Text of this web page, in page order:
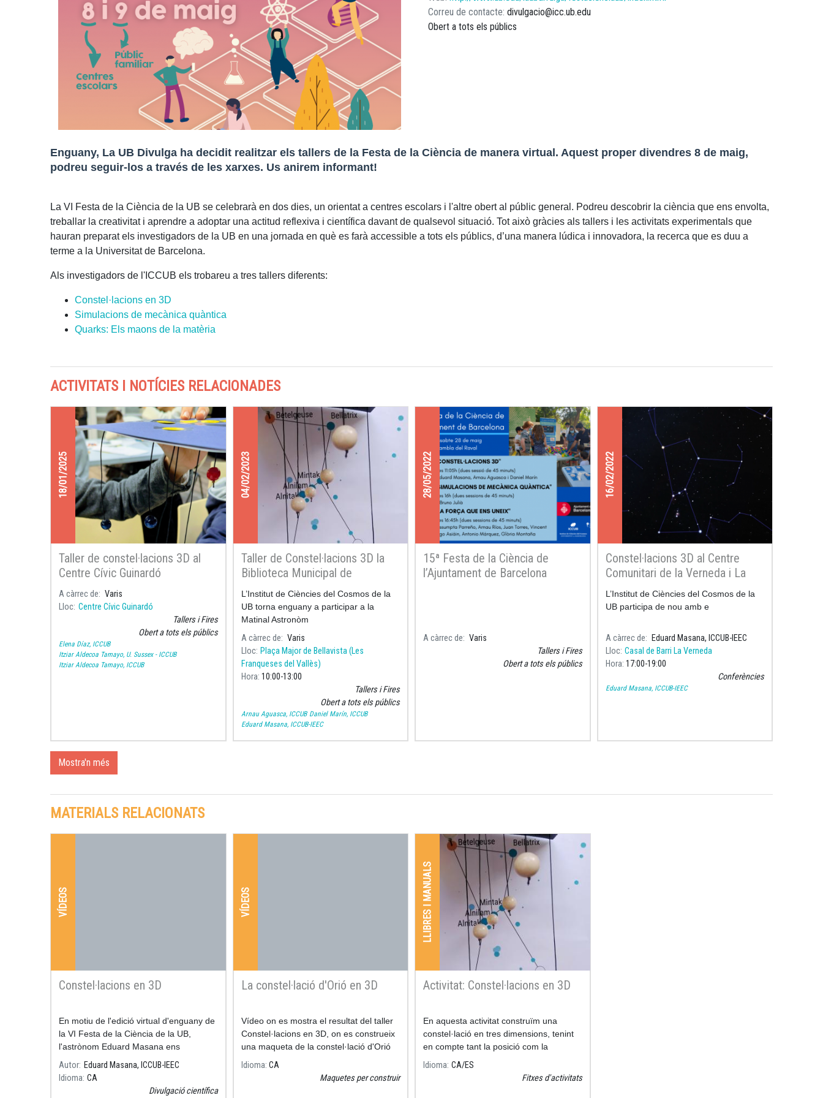
Correu de contacte divulgacio@icc.ub.edu
Obert a tots els públics
Enguany, La UB Divulga ha decidit realitzar els tallers de la Festa de la Ciència de manera virtual. Aquest proper divendres 8 de maig,
podreu seguir-los a través de les xarxes. Us anirem informant!
La VI Festa de la Ciència de la UB se celebrarà en dos dies, un orientat a centres escolars i l'altre obert al públic general. Podreu descobrir la ciència que ens envolta,
treballar la creativitat i aprendre a adoptar una actitud reflexiva i científica davant de qualsevol situació. Tot això gràcies als tallers i les activitats experimentals que
hauran preparat els investigadors de la UB en una jornada en què es farà accessible a tots els públics, d’una manera lúdica i innovadora, la recerca que es duu a
terme a la Universitat de Barcelona.
Als investigadors de l'ICCUB els trobareu a tres tallers diferents:
Constel·lacions en 3D
Simulacions de mecànica quàntica
Quarks: Els maons de la matèria
ACTIVITATS I NOTÍCIES RELACIONADES
18/01/2025
Taller de constel·lacions 3D al
Centre Cívic Guinardó
A càrrec de
Varis
Lloc Centre Cívic Guinardó
Tallers i Fires
Obert a tots els públics
Elena Díaz, ICCUB
Itziar Aldecoa Tamayo, U. Sussex - ICCUB
Itziar Aldecoa Tamayo, ICCUB
04/02/2023
Taller de Constel·lacions 3D la
Biblioteca Municipal de
Bellavista
L’Institut de Ciències del Cosmos de la
UB torna enguany a participar a la
Matinal Astronòm
A càrrec de
Varis
Lloc Plaça Major de Bellavista (Les
Franqueses del Vallès)
Hora 10:00 13:00
Tallers i Fires
Obert a tots els públics
Arnau Aguasca, ICCUB Daniel Marín, ICCUB
Eduard Masana, ICCUB-IEEC
28/05/2022
15ª Festa de la Ciència de
l’Ajuntament de Barcelona
A càrrec de
Varis
Tallers i Fires
Obert a tots els públics
16/02/2022
Constel·lacions 3D al Centre
Comunitari de la Verneda i La
Pau
L’Institut de Ciències del Cosmos de la
UB participa de nou amb e
A càrrec de
Eduard Masana, ICCUB-IEEC
Lloc Casal de Barri La Verneda
Hora 17:00 19:00
Conferències
Eduard Masana, ICCUB-IEEC
Mostra'n més
MATERIALS RELACIONATS
VÍDEOS
Constel·lacions en 3D
En motiu de l'edició virtual d'enguany de
la VI Festa de la Ciència de la UB,
l'astrònom Eduard Masana ens
explica en aquest vídeo què és el Taller
de Constel·lacions en 3D, on es
construeix la conste·lació d'Orió.
Autor Eduard Masana, ICCUB-IEEC
Idioma CA
Divulgació científica
VÍDEOS
La constel·lació d'Orió en 3D
Vídeo on es mostra el resultat del taller
Constel·lacions en 3D, on es construeix
una maqueta de la constel·lació d'Orió
Idioma CA
Maquetes per construir
LLIBRES I MANUALS
Activitat: Constel·lacions en 3D
En aquesta activitat construïm una
constel·lació en tres dimensions, tenint
en compte tant la posició com la
distància de les estrelles que la formen.
Idioma CA ES
Fitxes d'activitats